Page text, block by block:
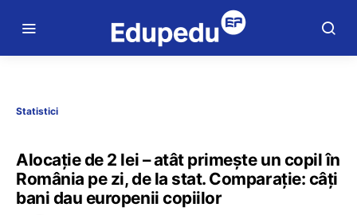
Statistici
Alocație de 2 lei – atât primește un copil în
România pe zi, de la stat. Comparație: câți
bani dau europenii copiilor